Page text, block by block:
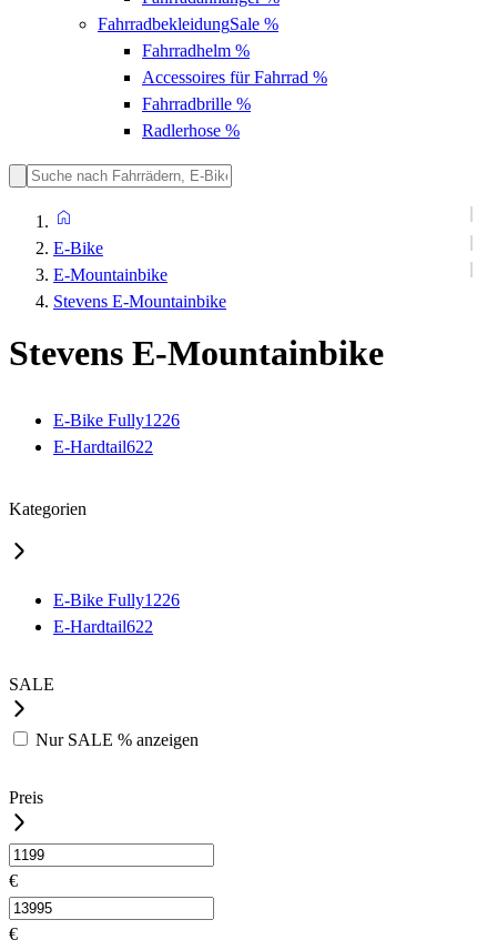
FahrradbekleidungSale %
Fahrradhelm %
Accessoires für Fahrrad %
Fahrradbrille %
Radlerhose %
E-Bike
E-Mountainbike
Stevens E-Mountainbike
Stevens E-Mountainbike
E-Bike Fully1226
E-Hardtail622
Kategorien
E-Bike Fully1226
E-Hardtail622
SALE
Nur SALE % anzeigen
Preis
€
€